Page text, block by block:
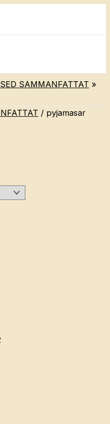
SAMMANFATTAT
/ pyjamasar